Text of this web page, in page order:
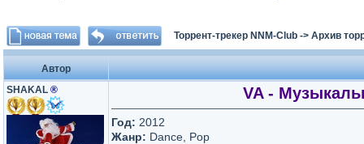
Торрент-трекер NNM-Club -> Архив
Автор
SHAKAL ® VA -
Год: 2012
Жанр: Dance, Pop